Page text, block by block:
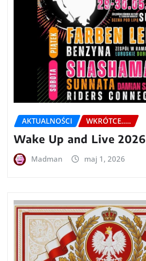
AKTUALNOŚCI WKRÓTCE.....
Wake Up and Live 2026
Madman maj 1, 2026